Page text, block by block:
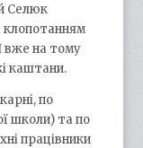
Селюк
клопотанням
вже на тому
каштани.
по
школи) та по
працівники